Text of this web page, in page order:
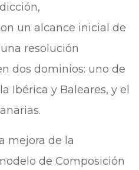
un alcance inicial de
resolución
dos dominios: uno de
Ibérica y Baleares, y el
mejora de la
de Composición